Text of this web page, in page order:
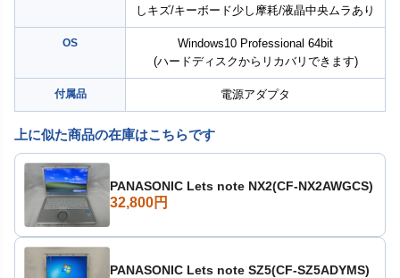
しキズ/キーボード少し摩耗/液晶中央ムラあり
OS
Windows10 Professional 64bit
(ハードディスクからリカバリできます)
付属品 電源アダプタ
上に似た商品の在庫はこちらです
PANASONIC Lets note NX2(CF-NX2AWGCS)
32,800円
PANASONIC Lets note SZ5(CF-SZ5ADYMS)